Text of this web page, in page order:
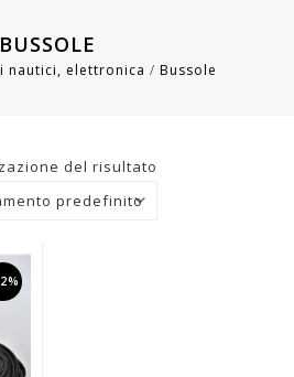
BUSSOLE
nautici, elettronica / Bussole
del risultato
predefinito